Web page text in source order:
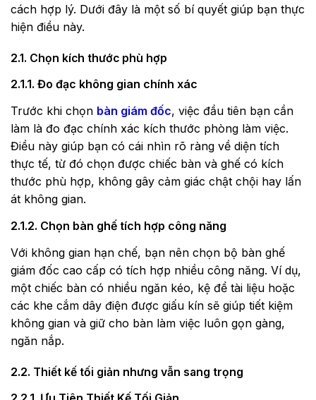
cách hợp lý. Dưới đây là một số bí quyết giúp bạn thực
hiện điều này.
2.1. Chọn kích thước phù hợp
2.1.1. Đo đạc không gian chính xác
Trước khi chọn bàn giám đốc, việc đầu tiên bạn cần
làm là đo đạc chính xác kích thước phòng làm việc.
Điều này giúp bạn có cái nhìn rõ ràng về diện tích
thực tế, từ đó chọn được chiếc bàn và ghế có kích
thước phù hợp, không gây cảm giác chật chội hay lấn
át không gian.
2.1.2. Chọn bàn ghế tích hợp công năng
Với không gian hạn chế, bạn nên chọn bộ bàn ghế
giám đốc cao cấp có tích hợp nhiều công năng. Ví dụ,
một chiếc bàn có nhiều ngăn kéo, kệ để tài liệu hoặc
các khe cắm dây điện được giấu kín sẽ giúp tiết kiệm
không gian và giữ cho bàn làm việc luôn gọn gàng,
ngăn nắp.
2.2. Thiết kế tối giản nhưng vẫn sang trọng